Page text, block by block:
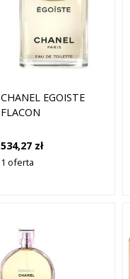
CHANEL EGOISTE
FLACON
534,27 zł
1 oferta